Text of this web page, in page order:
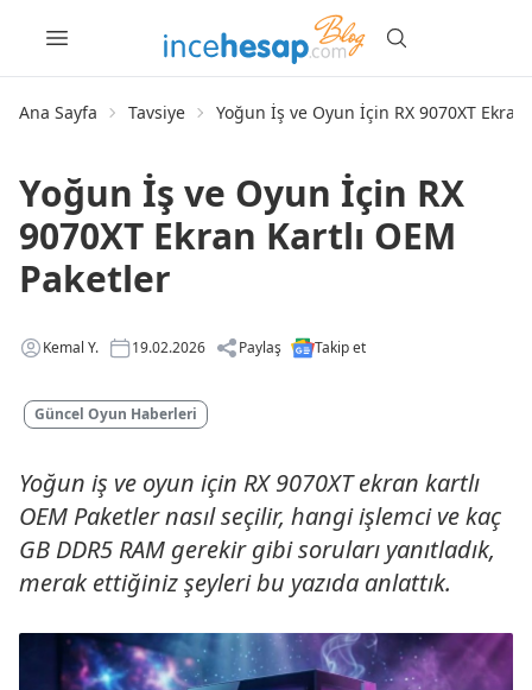
Ana Sayfa Tavsiye Yoğun İş ve Oyun İçin RX 9070XT
Yoğun İş ve Oyun İçin RX
9070XT Ekran Kartlı OEM
Paketler
Kemal Y. 19.02.2026 Paylaş Takip et
Güncel Oyun Haberleri
Yoğun iş ve oyun için RX 9070XT ekran kartlı
OEM Paketler nasıl seçilir, hangi işlemci ve kaç
GB DDR5 RAM gerekir gibi soruları yanıtladık,
merak ettiğiniz şeyleri bu yazıda anlattık.